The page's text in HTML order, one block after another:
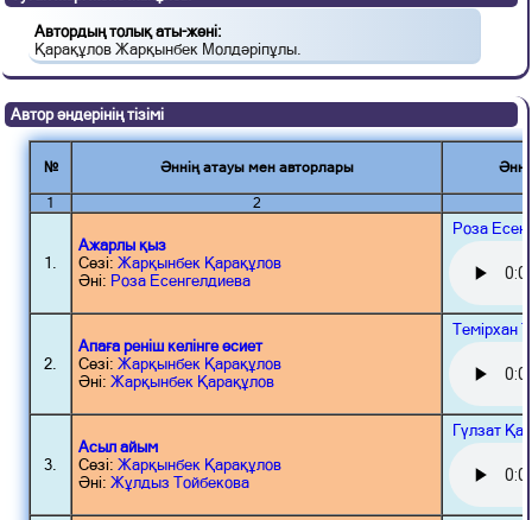
Автордың толық аты-жөні:
Қарақұлов Жарқынбек Молдәріпұлы.
Автор әндерінің тізімі
№ Әннің атауы мен авторлары
1 2
1.
Ажарлы қыз
Сөзі: Жарқынбек Қарақұлов
Әні: Роза Есенгелдиева
Роза
2.
Апаға реніш келінге өсиет
Сөзі: Жарқынбек Қарақұлов
Әні: Жарқынбек Қарақұлов
Темірхан
3.
Асыл айым
Сөзі: Жарқынбек Қарақұлов
Әні: Жұлдыз Тойбекова
Гүлзат